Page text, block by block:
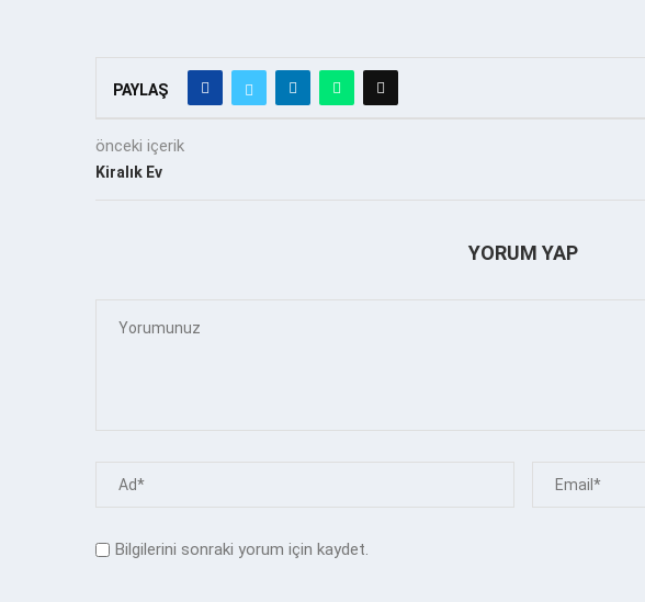
PAYLAŞ
önceki içerik
Kiralık Ev
YORUM YAP
Bilgilerini sonraki yorum için kaydet.